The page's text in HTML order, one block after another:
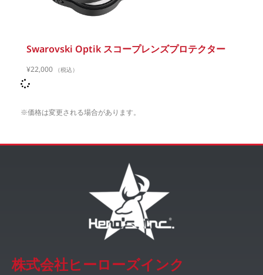
Swarovski Optik スコープレンズプロテクター
¥22,000 （税込）
※価格は変更される場合があります。
株式会社ヒーローズインク